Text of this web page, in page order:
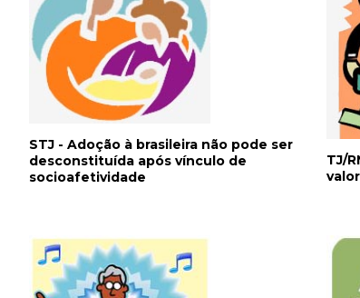
STJ - Adoção à brasileira não pode ser
desconstituída após vínculo de
socioafetividade
TJ/